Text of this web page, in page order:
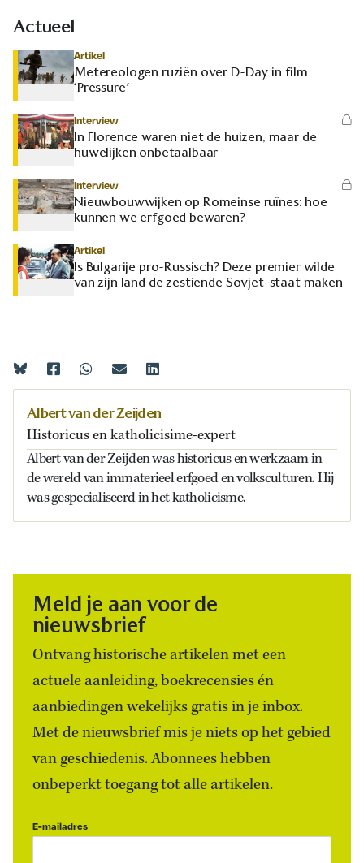
Actueel
Artikel
Metereologen ruziën over D-Day in film
‘Pressure’
Interview
In Florence waren niet de huizen, maar de
huwelijken onbetaalbaar
Interview
Nieuwbouwwijken op Romeinse ruïnes: hoe
kunnen we erfgoed bewaren?
Artikel
Is Bulgarije pro-Russisch? Deze premier wilde
van zijn land de zestiende Sovjet-staat maken
Albert van der Zeijden
Historicus en katholicisime-expert
Albert van der Zeijden was historicus en werkzaam in
de wereld van immaterieel erfgoed en volksculturen. Hij
was gespecialiseerd in het katholicisme.
Meld je aan voor de
nieuwsbrief
Ontvang historische artikelen met een
actuele aanleiding, boekrecensies én
aanbiedingen wekelijks gratis in je inbox.
Met de nieuwsbrief mis je niets op het gebied
van geschiedenis. Abonnees hebben
onbeperkt toegang tot alle artikelen.
E-mailadres